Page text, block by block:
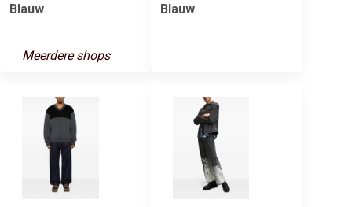
Blauw
Meerdere shops
Blauw